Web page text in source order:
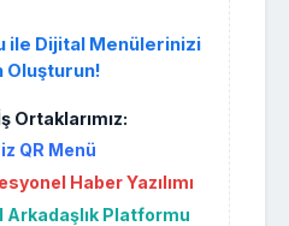
ile Dijital Menülerinizi
Oluşturun!
Ortaklarımız:
QR Menü
Haber Yazılımı
Arkadaşlık Platformu